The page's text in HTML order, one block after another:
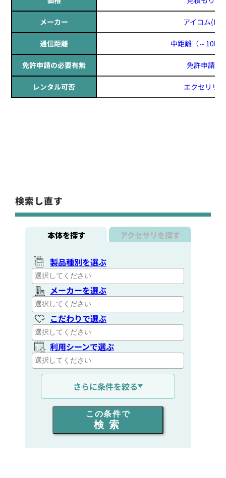
メーカー アイコム
通信距離 中距離（～10km
免許申請の必要有無 免許申請必
レンタル可否 エクセリリ
検索し直す
本体を探す アクセサリを探す
製品種別を選ぶ
メーカーを選ぶ
こだわりで選ぶ
利用シーンで選ぶ
通信距離を選ぶ
出力を選ぶ
同時通話人数を選ぶ
さらに条件を絞る
この条件で
検索